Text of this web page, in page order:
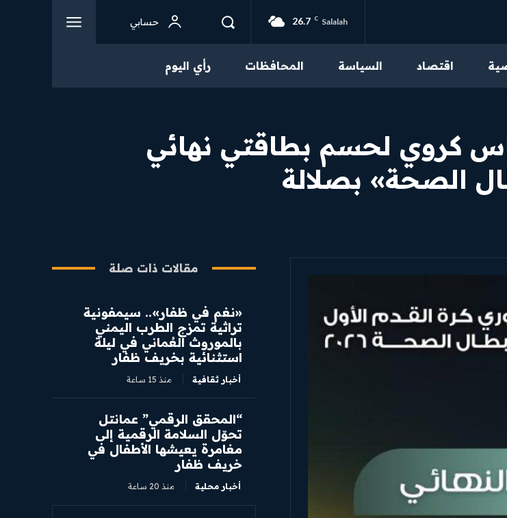
سياسة الخصوصية
احكام الاستخدام
26.7 C Salalah حسابي
اقتصاد السياسة المحافظات رأي اليوم
كروي لحسم بطاقتي نهائي
الصحة» بصلالة
مقالات ذات صلة
«نغم في ظفار».. سيمفونية
تراثية تمزج الطرب اليمني
بالموروث العُماني في ليلة
استثنائية بخريف ظفار
أخبار ثقافية منذ 15 ساعة
“المحقق الرقمي” عمانتل
تحوّل السلامة الرقمية إلى
مغامرة يعيشها الأطفال في
خريف ظفار
أخبار محلية منذ 20 ساعة